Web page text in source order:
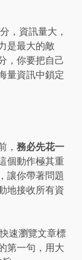
，資訊量大，
是最大的敵
，你要把自己
量資訊中鎖定
， 務必先花一
個動作極其重
讓你帶著問題
地接收所有資
快速瀏覽文章標
第一句，用大